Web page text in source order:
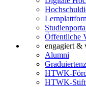
Öffentliche
engagiert &
Alumni
HTWK-
HTWK-